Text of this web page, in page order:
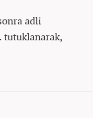
adli
tutuklanarak,